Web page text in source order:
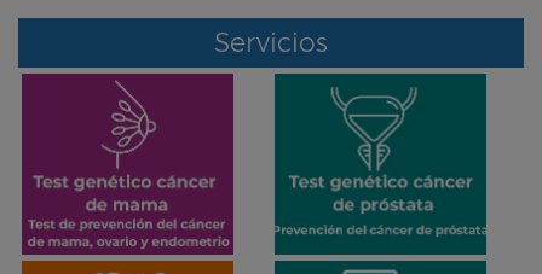
Servicios